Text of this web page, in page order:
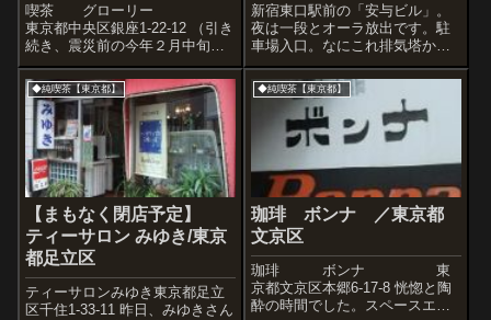
喫茶 グローリー
東京都中央区銀座1-22-12 （引き
続き、震災前の今年２月中旬～
下旬の訪問記です）あ
ぁ・・・。やってねぇ（定
休）。腹減ったなぁ（喫茶店だ
けどご飯が充実の店でした）。
という日だった。建物がけっこ
うカッコいい、グロ...
新宿東口駅前の「安与ビル」。
夜は一段とオーラ放出です。駐
車場入口。なにこれ排気塔か
な!?紀伊國屋ビル名店街フロア
タイル連絡通路大好き、新宿区
役所。このビルもすごいな。メ
モによると、谷合ビル。カフェ
レストラン パリジェンヌさ
ん。念のため入りま...
◆純喫茶【東京都】
【まもなく閉店予定】
ティーサロン みゆき/東京
都足立区
ティーサロンみゆき東京都足立
区千住1-33-11 昨日、みゆきさん
◆純喫茶【東京都】
珈琲 ボンナ ／東京都
文京区
珈琲 ボンナ 東
京都文京区本郷6-17-8 恍惚と陶
酔の時間でした。スペースエイ